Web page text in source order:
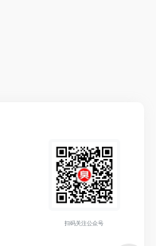
扫码关注公众号